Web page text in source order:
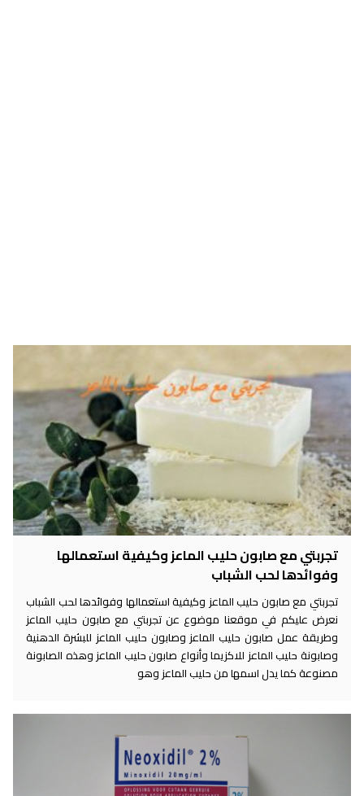
تجربتي مع صابون حليب الماعز وكيفية استعمالها
وفوائدها لحب الشباب
تجربتي مع صابون حليب الماعز وكيفية استعمالها وفوائدها لحب الشباب
نعرض عليكم في موقعنا موضوع عن تجربتي مع صابون حليب الماعز
وطريقة عمل صابون حليب الماعز وصابون حليب الماعز للبشرة الدهنية
وصابونة حليب الماعز للاكزيما وأنواع صابون حليب الماعز وهذه الصابونة
مصنوعة كما يدل اسمها من حليب الماعز وهو